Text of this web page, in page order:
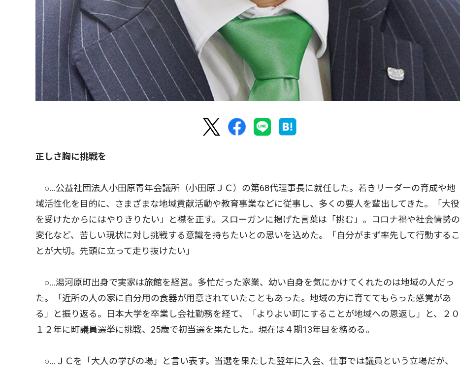
正しさ胸に挑戦を
○…公益社団法人小田原青年会議所（小田原ＪＣ）の第68代理事長に就任した。若きリーダーの育成や地
域活性化を目的に、さまざまな地域貢献活動や教育事業などに従事し、多くの要人を輩出してきた。「大役
を受けたからにはやりきりたい」と襟を正す。スローガンに掲げた言葉は「挑む」。コロナ禍や社会情勢の
変化など、苦しい現状に対し挑戦する意識を持ちたいとの思いを込めた。「自分がまず率先して行動するこ
とが大切。先頭に立って走り抜けたい」
○…湯河原町出身で実家は旅館を経営。多忙だった家業、幼い自身を気にかけてくれたのは地域の人だっ
た。「近所の人の家に自分用の食器が用意されていたこともあった。地域の方に育ててもらった感覚があ
る」と振り返る。日本大学を卒業し会社勤務を経て、「よりよい町にすることが地域への恩返し」と、２０
１２年に町議員選挙に挑戦、25歳で初当選を果たした。現在は４期13年目を務める。
○…ＪＣを「大人の学びの場」と言い表す。当選を果たした翌年に入会、仕事では議員という立場だが、